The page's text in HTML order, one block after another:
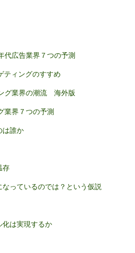
広告業界７つの予測
ティングのすすめ
グ業界の潮流 海外版
業界７つの予測
は誰か
存
っているのでは？という仮説
は実現するか